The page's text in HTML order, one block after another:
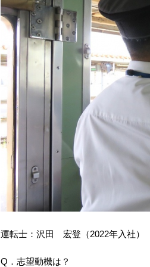
運転士：沢田 宏登（2022
Q．志望動機は？